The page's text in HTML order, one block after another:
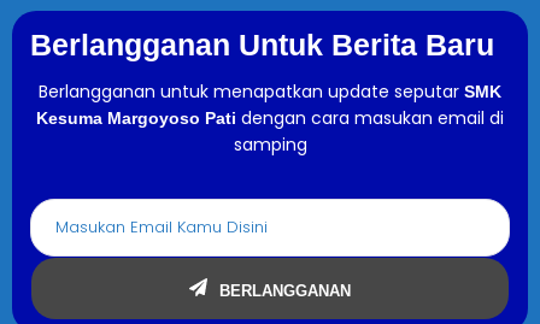
Berlangganan Untuk Berita Baru
Berlangganan untuk menapatkan update seputar SMK
Kesuma Margoyoso Pati dengan cara masukan email di
samping
BERLANGGANAN